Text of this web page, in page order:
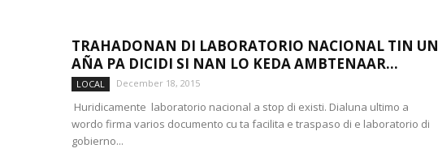
TRAHADONAN DI LABORATORIO NACIONAL TIN UN
AÑA PA DICIDI SI NAN LO KEDA AMBTENAAR...
LOCAL December 18, 2015
Huridicamente laboratorio nacional a stop di existi. Dialuna ultimo a
wordo firma varios documento cu ta facilita e traspaso di e laboratorio di
gobierno...